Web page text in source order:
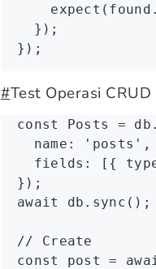
    expect
( found
  });
});
#Test Operasi CRUD
const Posts = db
  name
: 'posts' ,
  fields
: [{
});
await
db .sync ();
// Create
const
post =